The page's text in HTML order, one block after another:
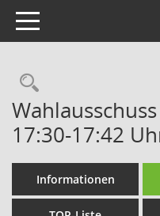
Toggle navigation
17:30-17:42
Informationen